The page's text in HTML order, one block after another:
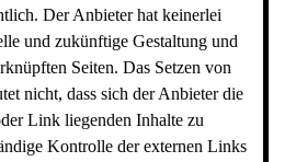
Der Anbieter hat keinerlei
und zukünftige Gestaltung und
Seiten. Das Setzen von
nicht, dass sich der Anbieter die
Link liegenden Inhalte zu
Kontrolle der externen Links